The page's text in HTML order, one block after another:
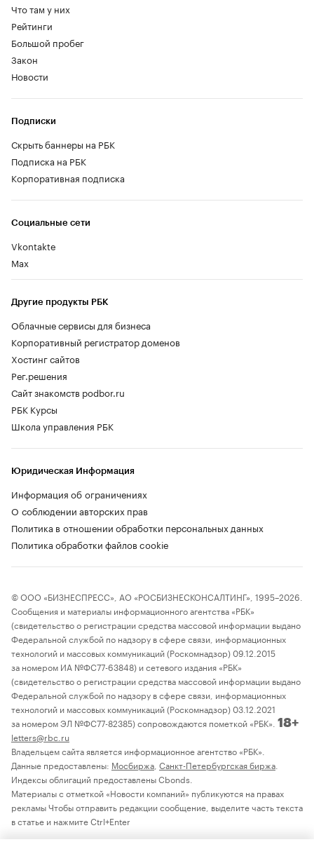
Что там у них
Рейтинги
Большой пробег
Закон
Новости
Социальные сети
Vkontakte
Max
Другие продукты РБК
Облачные сервисы для бизнеса
Корпоративный регистратор доменов
Хостинг сайтов
Рег.решения
Сайт знакомств podbor.ru
РБК Курсы
Школа управления РБК
Подписки
Скрыть баннеры на РБК
Подписка на РБК
Корпоративная подписка
Юридическая Информация
Информация об ограничениях
О соблюдении авторских прав
Политика в отношении обработки персональных данных
Политика обработки файлов cookie
© ООО «БИЗНЕСПРЕСС», АО «РОСБИЗНЕСКОНСАЛТИНГ», 1995–2026.
Сообщения и материалы информационного агентства «РБК»
(свидетельство о регистрации средства массовой информации выдано
Федеральной службой по надзору в сфере связи, информационных
технологий и массовых коммуникаций (Роскомнадзор) 09.12.2015
за номером ИА №ФС77-63848) и сетевого издания «РБК»
(свидетельство о регистрации средства массовой информации выдано
Федеральной службой по надзору в сфере связи, информационных
технологий и массовых коммуникаций (Роскомнадзор) 03.12.2021
за номером ЭЛ №ФС77-82385) сопровождаются пометкой «РБК». 18+
letters@rbc.ru
Владельцем сайта является информационное агентство «РБК».
Данные предоставлены: Мосбиржа Санкт-Петербургская биржа
Индексы облигаций предоставлены Cbonds.
Материалы с отметкой «Новости компаний» публикуются на правах
рекламы Чтобы отправить редакции сообщение, выделите часть текста
в статье и нажмите Ctrl+Enter